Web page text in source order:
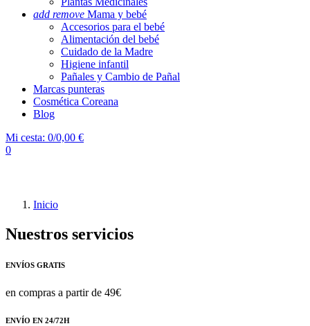
add remove Mama y bebé
Accesorios para el bebé
Alimentación del bebé
Cuidado de la Madre
Higiene infantil
Pañales y Cambio de Pañal
Marcas punteras
Cosmética Coreana
Blog
Mi cesta: 0/0,00 €
0
Inicio
Nuestros servicios
ENVÍOS GRATIS
en compras a partir de 49€
ENVÍO EN 24/72H